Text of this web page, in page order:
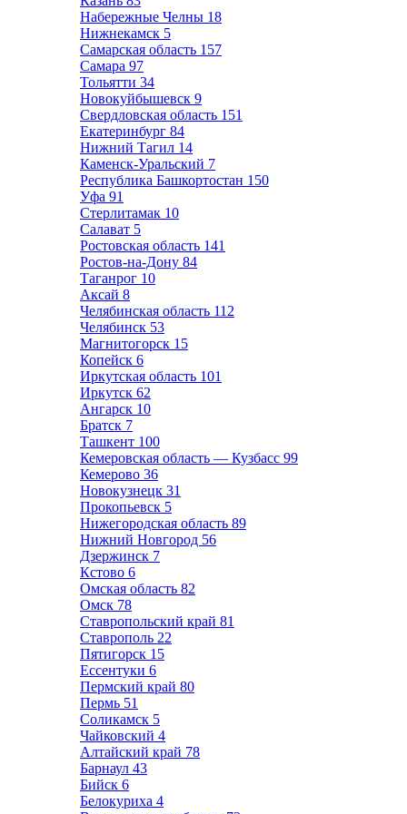
Набережные Челны 18
Нижнекамск 5
Самарская область 157
Самара 97
Тольятти 34
Новокуйбышевск 9
Свердловская область 151
Екатеринбург 84
Нижний Тагил 14
Каменск-Уральский 7
Республика Башкортостан 150
Уфа 91
Стерлитамак 10
Салават 5
Ростовская область 141
Ростов-на-Дону 84
Таганрог 10
Аксай 8
Челябинская область 112
Челябинск 53
Магнитогорск 15
Копейск 6
Иркутская область 101
Иркутск 62
Ангарск 10
Братск 7
Ташкент 100
Кемеровская область — Кузбасс 99
Кемерово 36
Новокузнецк 31
Прокопьевск 5
Нижегородская область 89
Нижний Новгород 56
Дзержинск 7
Кстово 6
Омская область 82
Омск 78
Ставропольский край 81
Ставрополь 22
Пятигорск 15
Ессентуки 6
Пермский край 80
Пермь 51
Соликамск 5
Чайковский 4
Алтайский край 78
Барнаул 43
Бийск 6
Белокуриха 4